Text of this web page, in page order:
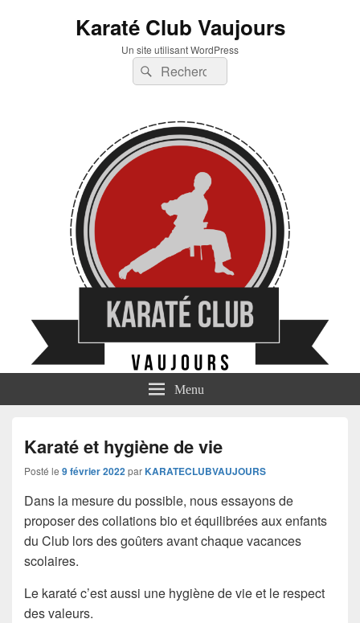
Karaté Club Vaujours
Un site utilisant WordPress
Recherche :
Rechercher
Menu
Karaté et hygiène de vie
Posté le 9 février 2022 parKARATECLUBVAUJOURS
Dans la mesure du possible, nous essayons de
proposer des collations bio et équilibrées aux enfants
du Club lors des goûters avant chaque vacances
scolaires.
Le karaté c’est aussi une hygiène de vie et le respect
des valeurs.